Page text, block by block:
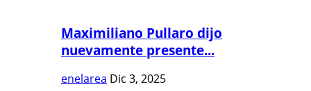
Maximiliano Pullaro dijo
nuevamente presente...
enelarea Dic 3, 2025